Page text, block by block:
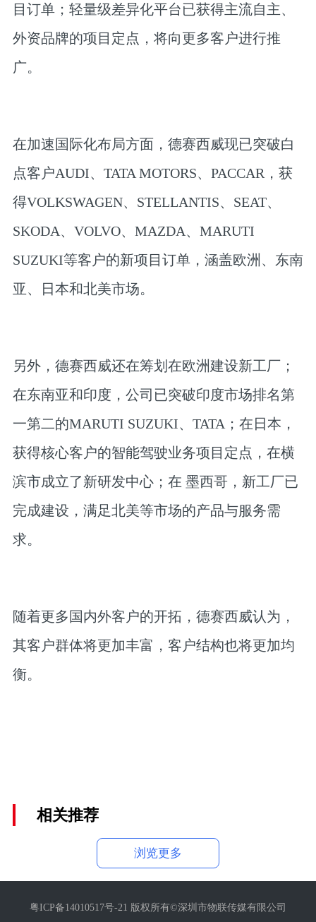
目订单；轻量级差异化平台已获得主流自主、
外资品牌的项目定点，将向更多客户进行推
广。
在加速国际化布局方面，德赛西威现已突破白
点客户AUDI、TATA MOTORS、PACCAR，获
得VOLKSWAGEN、STELLANTIS、SEAT、
SKODA、VOLVO、MAZDA、MARUTI
SUZUKI等客户的新项目订单，涵盖欧洲、东南
亚、日本和北美市场。
另外，德赛西威还在筹划在欧洲建设新工厂；
在东南亚和印度，公司已突破印度市场排名第
一第二的MARUTI SUZUKI、TATA；在日本，
获得核心客户的智能驾驶业务项目定点，在横
滨市成立了新研发中心；在 墨西哥，新工厂已
完成建设，满足北美等市场的产品与服务需
求。
随着更多国内外客户的开拓，德赛西威认为，
其客户群体将更加丰富，客户结构也将更加均
衡。
相关推荐
浏览更多
粤ICP备14010517号-21 版权所有©深圳市物联传媒有限公司